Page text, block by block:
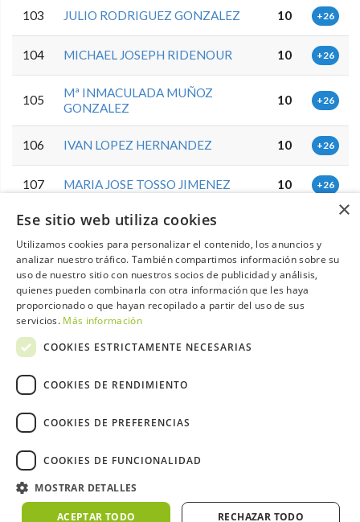
103 JULIO RODRIGUEZ GONZALEZ 10 +26
104 MICHAEL JOSEPH RIDENOUR 10 +26
105
Mª INMACULADA MUÑOZ
GONZALEZ
10 +26
106 IVAN LOPEZ HERNANDEZ 10 +26
107 MARIA JOSE TOSSO JIMENEZ 10 +26
108 ANTONIO GISONNO
109 DANIEL SANCHEZ AYALA 10 +26
110 MIRIAM RUIZ NIEVES 9
111 WILLEM SOMERS
112 SERGIO BARROSO CACERES
113
JOSE PEDRO GALISTEO
SANCHEZ
×
Ese sitio web utiliza cookies
Utilizamos cookies para personalizar el contenido, los anuncios y
analizar nuestro tráfico. También compartimos información sobre su
uso de nuestro sitio con nuestros socios de publicidad y análisis,
quienes pueden combinarla con otra información que les haya
proporcionado o que hayan recopilado a partir del uso de sus
servicios. Más información
COOKIES ESTRICTAMENTE NECESARIAS
COOKIES DE RENDIMIENTO
COOKIES DE PREFERENCIAS
COOKIES DE FUNCIONALIDAD
MOSTRAR DETALLES
ACEPTAR TODO RECHAZAR TODO